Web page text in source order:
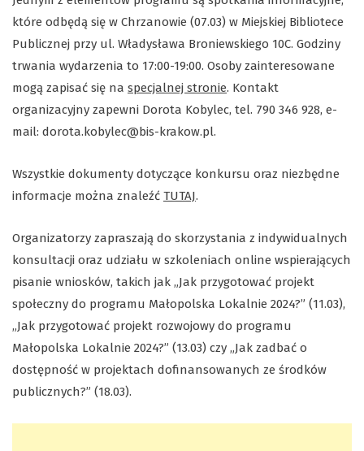
które odbędą się w Chrzanowie (07.03) w Miejskiej Bibliotece
Publicznej przy ul. Władysława Broniewskiego 10C. Godziny
trwania wydarzenia to 17:00-19:00. Osoby zainteresowane
mogą zapisać się na specjalnej stronie. Kontakt
organizacyjny zapewni Dorota Kobylec, tel. 790 346 928, e-
mail: dorota.kobylec@bis-krakow.pl.
Wszystkie dokumenty dotyczące konkursu oraz niezbędne
informacje można znaleźć TUTAJ.
Organizatorzy zapraszają do skorzystania z indywidualnych
konsultacji oraz udziału w szkoleniach online wspierających
pisanie wniosków, takich jak „Jak przygotować projekt
społeczny do programu Małopolska Lokalnie 2024?” (11.03),
„Jak przygotować projekt rozwojowy do programu
Małopolska Lokalnie 2024?” (13.03) czy „Jak zadbać o
dostępność w projektach dofinansowanych ze środków
publicznych?” (18.03).